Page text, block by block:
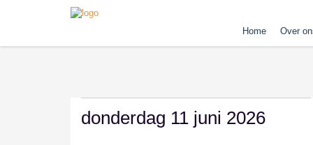
Home Over
donderdag 11 juni 2026